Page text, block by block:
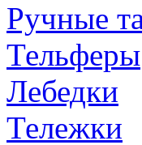
Ручные
Тельферы
Лебедки
Тележки